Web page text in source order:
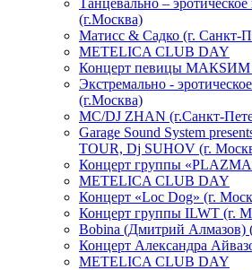
Танцевально –
(г.Москва)
Матисс & Садко (г. Санкт-
METELICA CLUB DAY
Концерт певицы МАКSИМ
Экстремально -
(г.Москва)
МС/DJ ZHAN (г.Санкт-
Garage Sound System
TOUR, Dj SUHOV (г.
Концерт группы
METELICA CLUB DAY
Концерт «Loc Dog» (г.
Концерт группы ILWT (г.
Bobina (Дмитрий Алмазов)
Концерт Александра
METELICA CLUB DAY